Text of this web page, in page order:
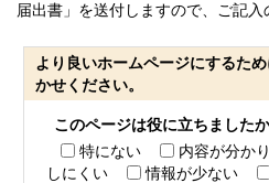
届出書」を送付しますので、ご記入
より良いホームページにするた
かせください。
このページは役に立ちましたか
特にない
内容が分か
しにくい
情報が少ない